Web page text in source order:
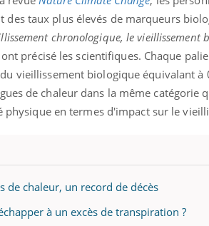
des taux plus élevés de marqueurs
chronologique, le vieillissement
ont précisé les scientifiques. Chaque
vieillissement biologique équivalant
de chaleur dans la même
en termes d'impact sur le
de chaleur, un record de décès
à un excès de transpiration ?
activités en plein air… Nos mains
...